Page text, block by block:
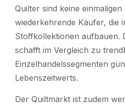
Quilter sind keine
wiederkehrende Käufer, die
Stoffkollektionen aufbauen.
schafft im Vergleich zu
Einzelhandelssegmenten
Lebenszeitwerts.
Der Quiltmarkt ist zudem